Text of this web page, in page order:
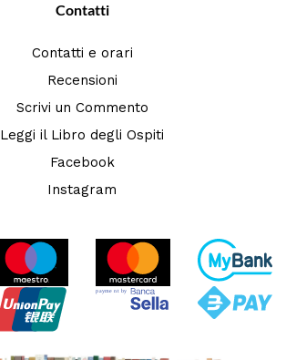
Contatti
Contatti e orari
Recensioni
Scrivi un Commento
Leggi il Libro degli Ospiti
Facebook
Instagram